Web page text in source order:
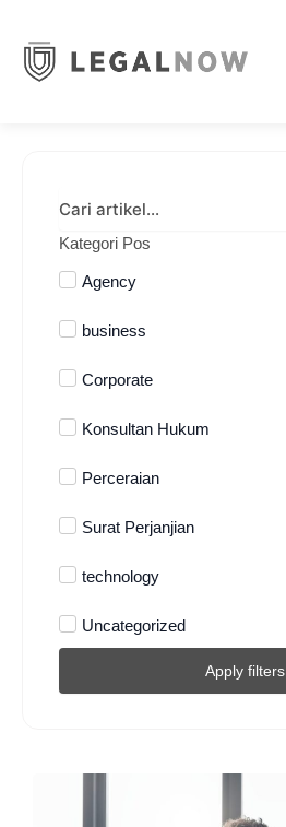
Kategori Pos
Agency
business
Corporate
Konsultan Hukum
Perceraian
Surat Perjanjian
technology
Uncategorized
Apply filters